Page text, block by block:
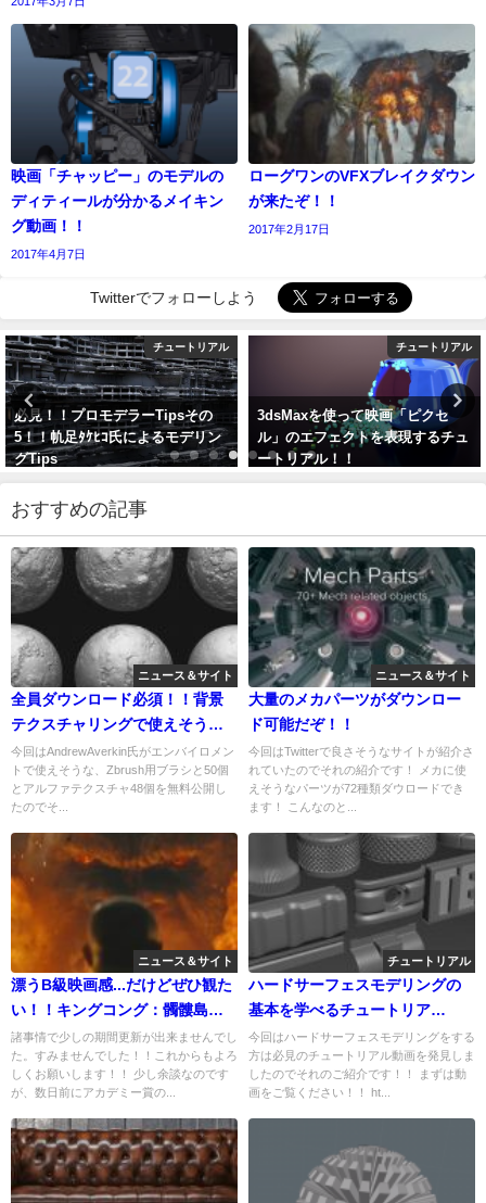
映画「チャッピー」のモデルの
ディティールが分かるメイキン
グ動画！！
2017年4月7日
ローグワンのVFXブレイクダウン
が来たぞ！！
2017年2月17日
Twitterでフォローしよう
チュートリアル
必見！！プロモデラーTipsその
5！！㠶足ﾀｹﾋｺ氏によるモデリン
グTips
チュートリアル
3dsMaxを使って映画「ピクセ
ル」のエフェクトを表現するチュ
ートリアル！！
おすすめの記事
ニュース＆サイト
全員ダウンロード必須！！背景
テクスチャリングで使えそうな
ブラシが無料で配布されている
ぞ！！
今回はAndrewAverkin氏がエンバイロメン
トで使えそうな、Zbrush用ブラシと50個
とアルファテクスチャ48個を無料公開し
たのでそ...
ニュース＆サイト
大量のメカパーツがダウンロー
ド可能だぞ！！
今回はTwitterで良さそうなサイトが紹介さ
れていたのでそれの紹介です！ メカに使
えそうなパーツが72種類ダウロードでき
ます！ こんなのと...
ニュース＆サイト
漂うB級映画感...だけどぜひ観た
い！！キングコング：髑髏島の
巨神のトレーラーが来たぞ！！
諸事情で少しの期間更新が出来ませんでし
た。すみませんでした！！これからもよろ
しくお願いします！！ 少し余談なのです
が、数日前にアカデミー賞の...
チュートリアル
ハードサーフェスモデリングの
基本を学べるチュートリア
ル！！
今回はハードサーフェスモデリングをする
方は必見のチュートリアル動画を発見しま
したのでそれのご紹介です！！ まずは動
画をご覧ください！！ ht...